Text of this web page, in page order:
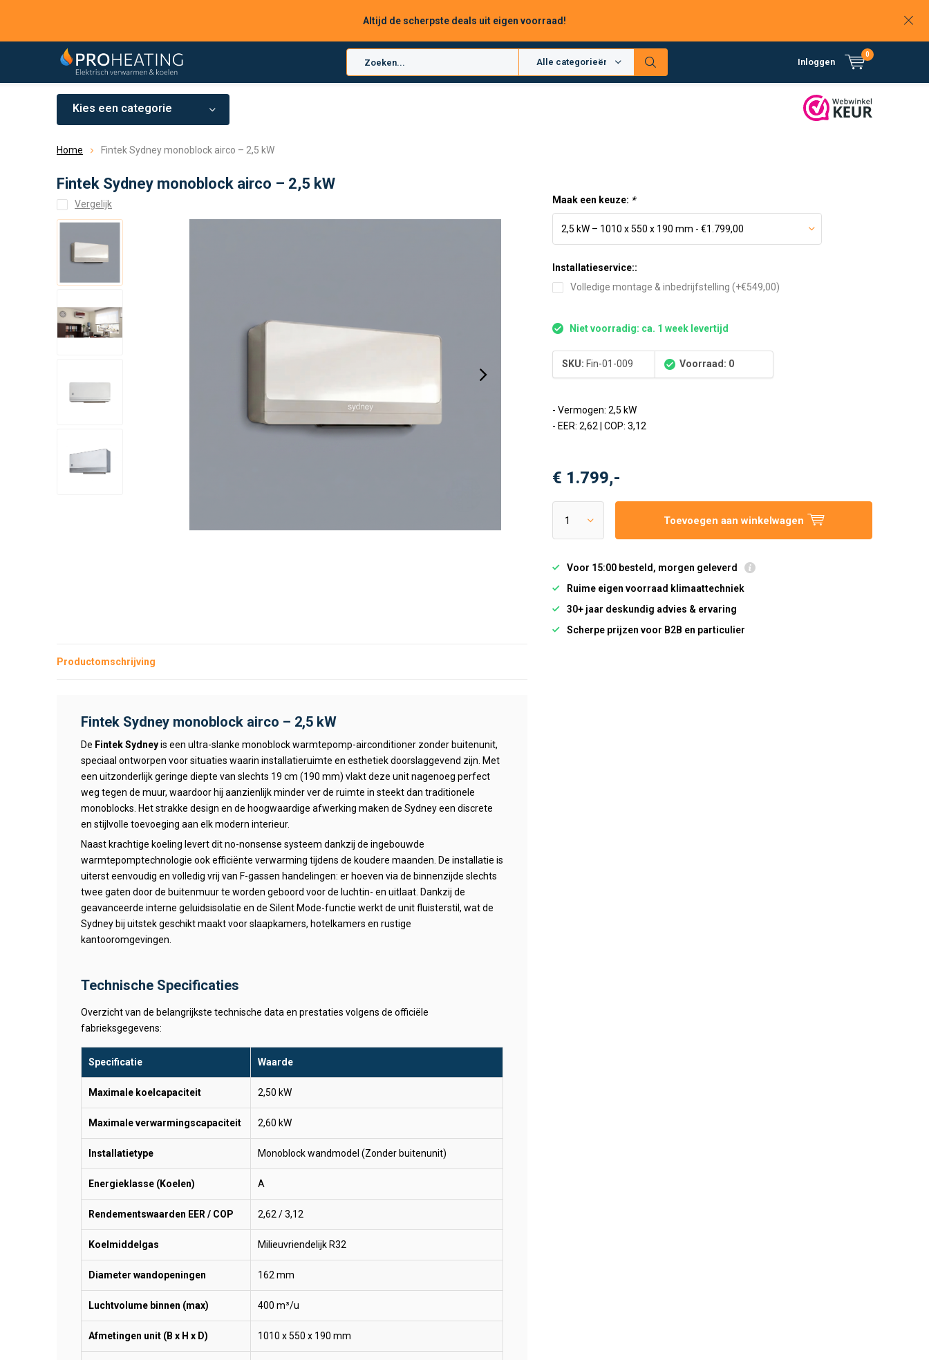
Alle categorieën Inloggen
0
Altijd de scherpste deals uit eigen voorraad!
Kies een categorie
Home Fintek Sydney monoblock airco – 2,5 kW
Fintek Sydney monoblock airco – 2,5 kW
Vergelijk Maak een keuze: *
Installatieservice::
Volledige montage & inbedrijfstelling (+€549,00)
Niet voorradig: ca. 1 week levertijd
SKU: Fin-01-009 Voorraad: 0
- Vermogen: 2,5 kW
- EER: 2,62 | COP: 3,12
€ 1.799,-
Toevoegen aan winkelwagen
Voor 15:00 besteld, morgen geleverd
Ruime eigen voorraad klimaattechniek
30+ jaar deskundig advies & ervaring
Scherpe prijzen voor B2B en particulier
Productomschrijving
Fintek Sydney monoblock airco – 2,5 kW
De Fintek Sydneyis een ultra-slanke monoblock warmtepomp-airconditioner zonder buitenunit,
speciaal ontworpen voor situaties waarin installatieruimte en esthetiek doorslaggevend zijn. Met
een uitzonderlijk geringe diepte van slechts 19 cm (190 mm) vlakt deze unit nagenoeg perfect
weg tegen de muur, waardoor hij aanzienlijk minder ver de ruimte in steekt dan traditionele
monoblocks. Het strakke design en de hoogwaardige afwerking maken de Sydney een discrete
en stijlvolle toevoeging aan elk modern interieur.
Naast krachtige koeling levert dit no-nonsense systeem dankzij de ingebouwde
warmtepomptechnologie ook efficiënte verwarming tijdens de koudere maanden. De installatie is
uiterst eenvoudig en volledig vrij van F-gassen handelingen: er hoeven via de binnenzijde slechts
twee gaten door de buitenmuur te worden geboord voor de luchtin- en uitlaat. Dankzij de
geavanceerde interne geluidsisolatie en de Silent Mode-functie werkt de unit fluisterstil, wat de
Sydney bij uitstek geschikt maakt voor slaapkamers, hotelkamers en rustige
kantooromgevingen.
Technische Specificaties
Overzicht van de belangrijkste technische data en prestaties volgens de officiële
fabrieksgegevens:
Specificatie Waarde
Maximale koelcapaciteit 2,50 kW
Maximale verwarmingscapaciteit 2,60 kW
Installatietype Monoblock wandmodel (Zonder buitenunit)
Energieklasse (Koelen) A
Rendementswaarden EER / COP 2,62 / 3,12
Koelmiddelgas Milieuvriendelijk R32
Diameter wandopeningen 162 mm
Luchtvolume binnen (max) 400 m³/u
Afmetingen unit (B x H x D) 1010 x 550 x 190 mm